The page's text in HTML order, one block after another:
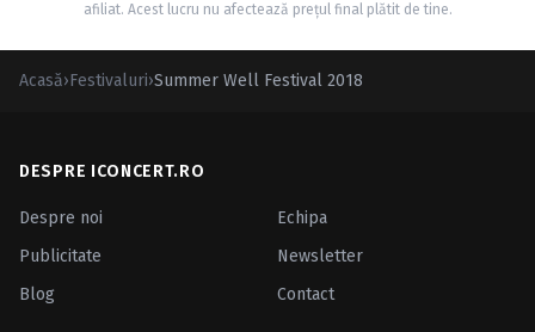
afiliat. Acest lucru nu afectează prețul final plătit de tine.
Acasă›Festivaluri›Summer Well Festival 2018
DESPRE ICONCERT.RO
Despre noi
Echipa
Publicitate
Newsletter
Blog
Contact